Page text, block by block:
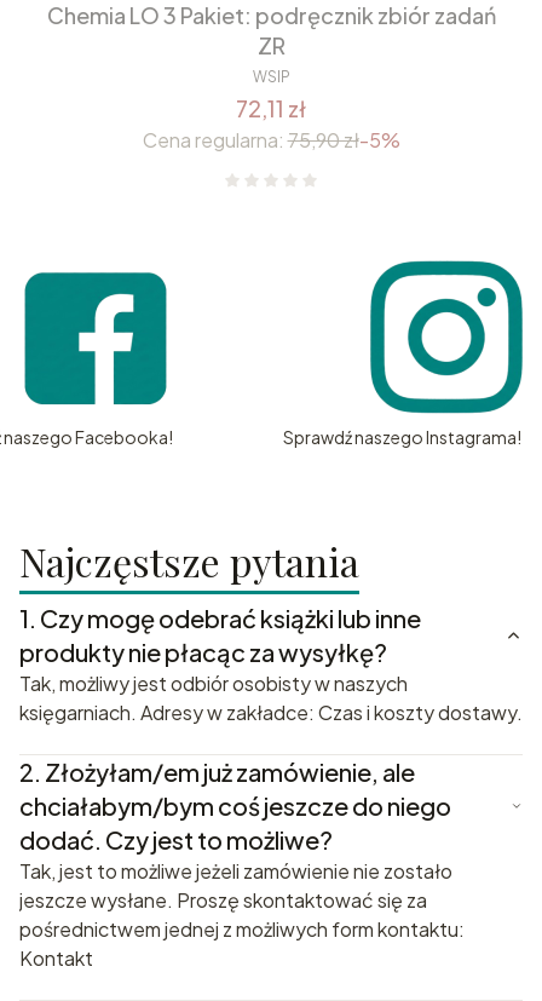
Chemia LO 3 Pakiet: podręcznik zbiór zadań
ZR
WSIP
72,11 zł
Cena regularna: 75,90 zł-5%
naszego Facebooka! Sprawdź naszego Instagrama!
Najczęstsze pytania
1. Czy mogę odebrać książki lub inne
produkty nie płacąc za wysyłkę?
Tak, możliwy jest odbiór osobisty w naszych
księgarniach. Adresy w zakładce: Czas i koszty dostawy.
2. Złożyłam/em już zamówienie, ale
chciałabym/bym coś jeszcze do niego
dodać. Czy jest to możliwe?
Tak, jest to możliwe jeżeli zamówienie nie zostało
jeszcze wysłane. Proszę skontaktować się za
pośrednictwem jednej z możliwych form kontaktu:
Kontakt